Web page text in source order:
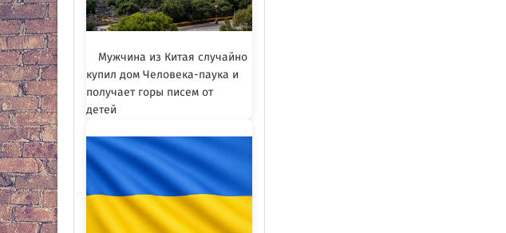
Мужчина из Китая случайно
купил дом Человека-паука и
получает горы писем от
детей